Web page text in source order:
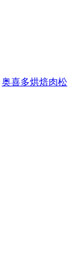
奥喜多烘焙肉松